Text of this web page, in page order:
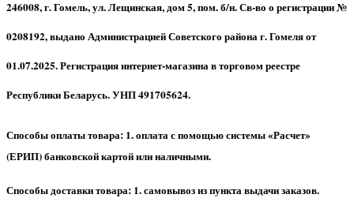
246008, г. Гомель, ул. Лещинская, дом 5, пом. б/н. Св-во о регистрации №
0208192, выдано Администрацией Советского района г. Гомеля от
01.07.2025. Регистрация интернет-магазина в торговом реестре
Республики Беларусь. УНП 491705624.
Способы оплаты товара: 1. оплата с помощью системы «Расчет»
(ЕРИП) банковской картой или наличными.
Способы доставки товара: 1. самовывоз из пункта выдачи заказов.